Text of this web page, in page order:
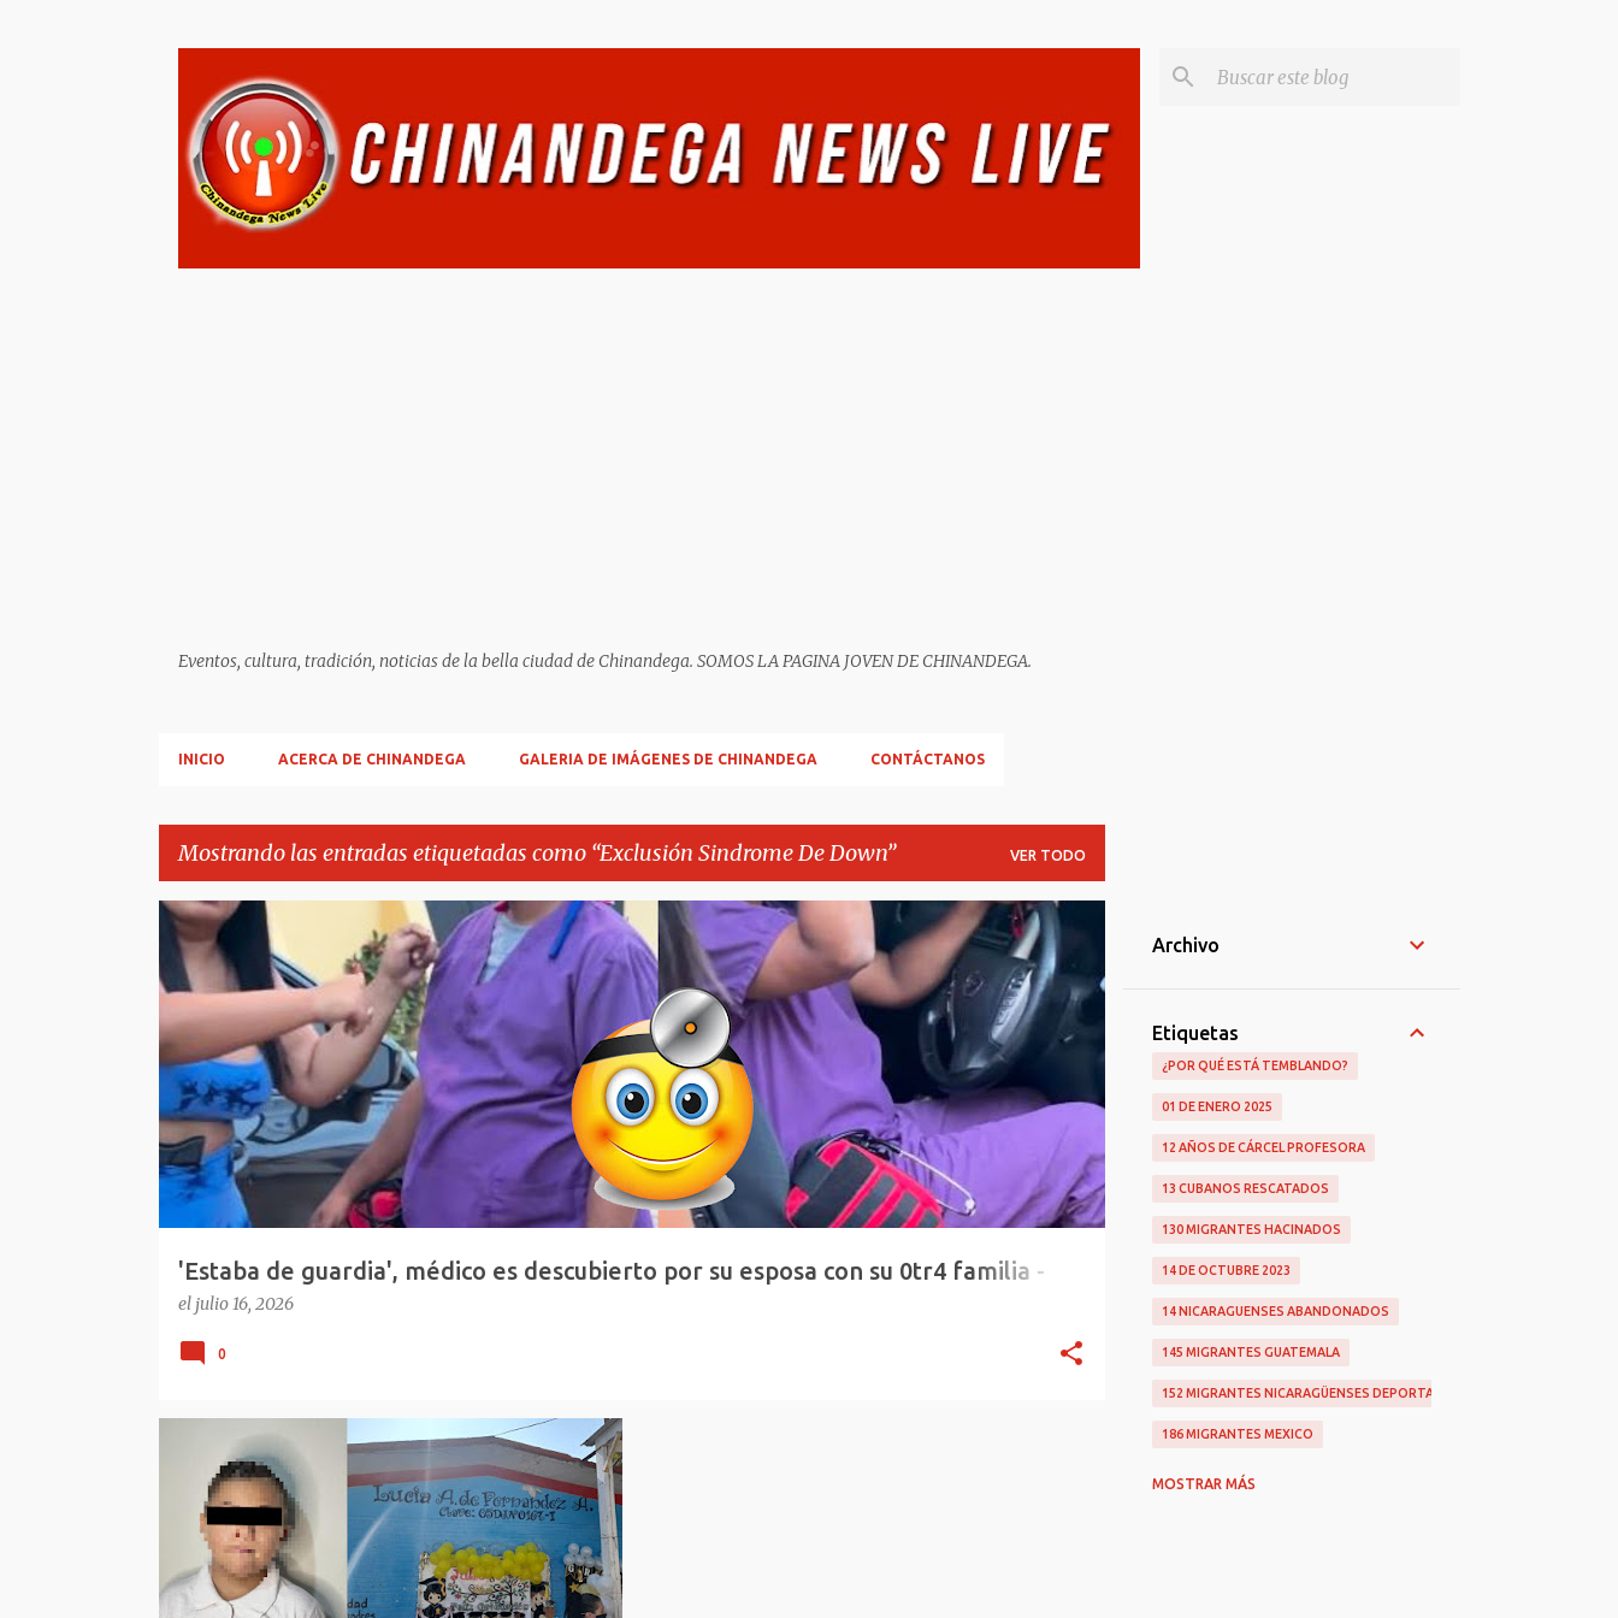
Eventos, cultura, tradición, noticias de la bella ciudad de Chinandega. SOMOS LA PAGINA JOVEN DE CHINANDEGA.
INICIO ACERCA DE CHINANDEGA GALERIA DE IMÁGENES DE CHINANDEGA CONTÁCTANOS
Mostrando las entradas etiquetadas como Exclusión Sindrome De Down VER TODO
n
t
r
a
d
a
s
'Estaba de guardia', médico es descubierto por su esposa con su 0tr4 familia -
República Dominicana
el julio 16, 2026
REPÚBLICA DOMINICANA VIRAL REDES
0
EXCLUSIÓN SINDROME DE DOWN
Archivo
Etiquetas
¿POR QUÉ ESTÁ TEMBLANDO?
01 DE ENERO 2025
12 AÑOS DE CÁRCEL PROFESORA
13 CUBANOS RESCATADOS
130 MIGRANTES HACINADOS
14 DE OCTUBRE 2023
14 NICARAGUENSES ABANDONADOS
145 MIGRANTES GUATEMALA
152 MIGRANTES NICARAGÜENSES DEPORTADOS
186 MIGRANTES MEXICO
2 NICAS AHOGADAS
MOSTRAR MÁS